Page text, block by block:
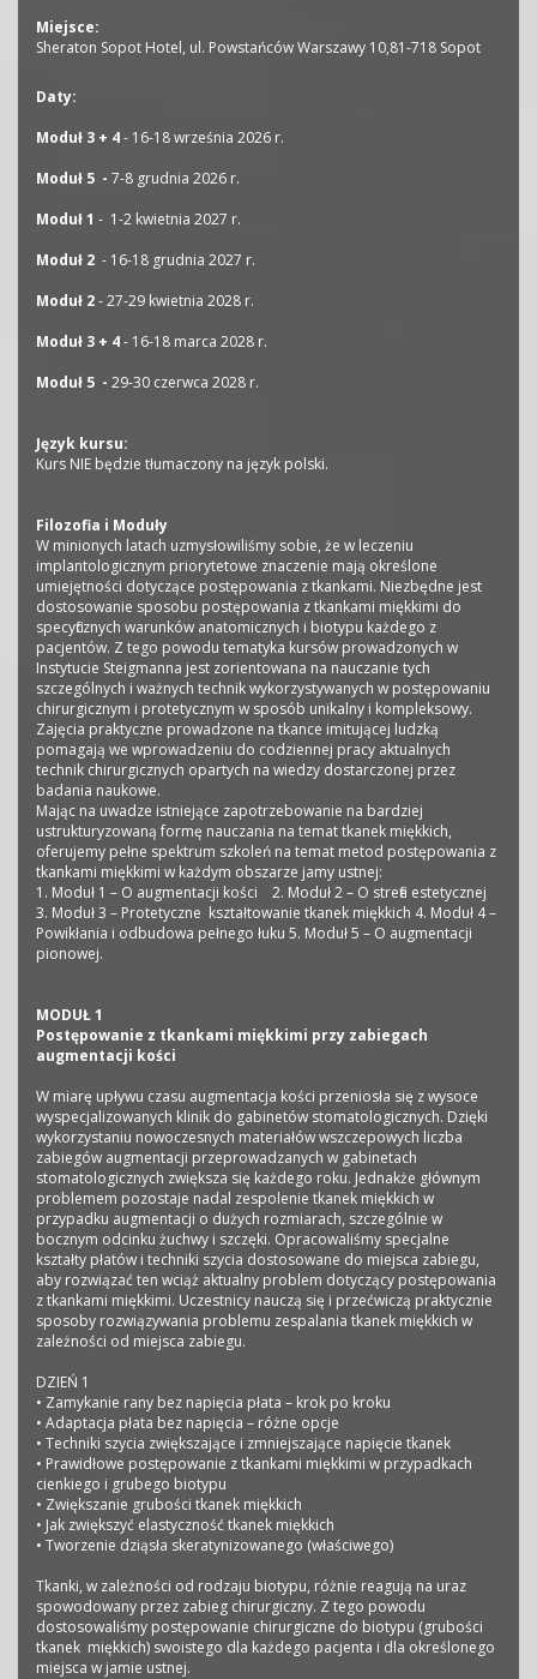
Miejsce:
Sheraton Sopot Hotel, ul. Powstańców Warszawy 10,81-718 Sopot
Daty:
Moduł 3 + 4- 16-18 września 2026 r.
Moduł 5 - 7-8 grudnia 2026 r.
Moduł 1 - 1-2 kwietnia 2027 r.
Moduł 2 - 16-18 grudnia 2027 r.
Moduł 2- 27-29 kwietnia 2028 r.
Moduł 3 + 4- 16-18 marca 2028 r.
Moduł 5 - 29-30 czerwca 2028 r.
Język kursu:
Kurs NIE będzie tłumaczony na język polski.
Filozofia i Moduły
W minionych latach uzmysłowiliśmy sobie, że w leczeniu
implantologicznym priorytetowe znaczenie mają określone
umiejętności dotyczące postępowania z tkankami. Niezbędne jest
dostosowanie sposobu postępowania z tkankami miękkimi do
specyficznych warunków anatomicznych i biotypu każdego z
pacjentów. Z tego powodu tematyka kursów prowadzonych w
Instytucie Steigmanna jest zorientowana na nauczanie tych
szczególnych i ważnych technik wykorzystywanych w postępowaniu
chirurgicznym i protetycznym w sposób unikalny i kompleksowy.
Zajęcia praktyczne prowadzone na tkance imitującej ludzką
pomagają we wprowadzeniu do codziennej pracy aktualnych
technik chirurgicznych opartych na wiedzy dostarczonej przez
badania naukowe.
Mając na uwadze istniejące zapotrzebowanie na bardziej
ustrukturyzowaną formę nauczania na temat tkanek miękkich,
oferujemy pełne spektrum szkoleń na temat metod postępowania z
tkankami miękkimi w każdym obszarze jamy ustnej:
1. Moduł 1 – O augmentacji kości 2. Moduł 2 – O strefie estetycznej
3. Moduł 3 – Protetyczne kształtowanie tkanek miękkich 4. Moduł 4 –
Powikłania i odbudowa pełnego łuku 5. Moduł 5 – O augmentacji
pionowej.
MODUŁ 1
Postępowanie z tkankami miękkimi przy zabiegach
augmentacji kości
W miarę upływu czasu augmentacja kości przeniosła się z wysoce
wyspecjalizowanych klinik do gabinetów stomatologicznych. Dzięki
wykorzystaniu nowoczesnych materiałów wszczepowych liczba
zabiegów augmentacji przeprowadzanych w gabinetach
stomatologicznych zwiększa się każdego roku. Jednakże głównym
problemem pozostaje nadal zespolenie tkanek miękkich w
przypadku augmentacji o dużych rozmiarach, szczególnie w
bocznym odcinku żuchwy i szczęki. Opracowaliśmy specjalne
kształty płatów i techniki szycia dostosowane do miejsca zabiegu,
aby rozwiązać ten wciąż aktualny problem dotyczący postępowania
z tkankami miękkimi. Uczestnicy nauczą się i przećwiczą praktycznie
sposoby rozwiązywania problemu zespalania tkanek miękkich w
zależności od miejsca zabiegu.
DZIEŃ 1
• Zamykanie rany bez napięcia płata – krok po kroku
• Adaptacja płata bez napięcia – różne opcje
• Techniki szycia zwiększające i zmniejszające napięcie tkanek
• Prawidłowe postępowanie z tkankami miękkimi w przypadkach
cienkiego i grubego biotypu
• Zwiększanie grubości tkanek miękkich
• Jak zwiększyć elastyczność tkanek miękkich
• Tworzenie dziąsła skeratynizowanego (właściwego)
Tkanki, w zależności od rodzaju biotypu, różnie reagują na uraz
spowodowany przez zabieg chirurgiczny. Z tego powodu
dostosowaliśmy postępowanie chirurgiczne do biotypu (grubości
tkanek miękkich) swoistego dla każdego pacjenta i dla określonego
miejsca w jamie ustnej.